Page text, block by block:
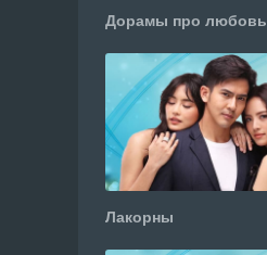
Дорамы про любовь
Лакорны